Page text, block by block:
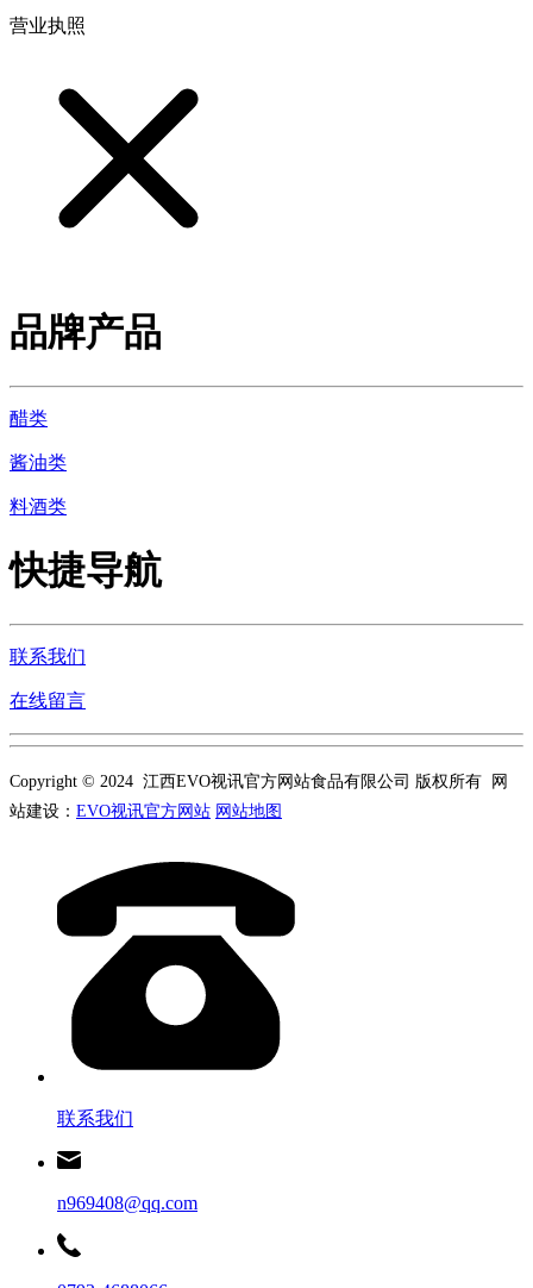
营业执照
品牌产品
醋类
酱油类
料酒类
快捷导航
联系我们
在线留言
Copyright © 2024 江西EVO视讯官方网站食品有限公司 版权所有 网
站建设： EVO视讯官方网站 网站地图
联系我们
n969408@qq.com